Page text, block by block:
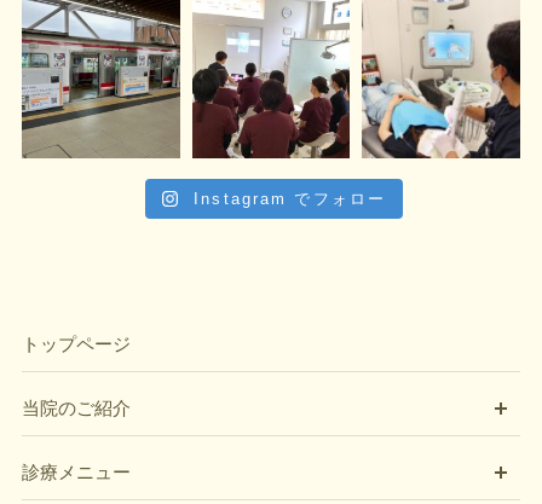
Instagram でフォロー
トップページ
当院のご紹介
診療メニュー